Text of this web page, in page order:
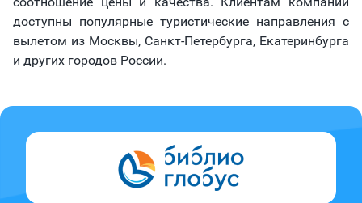
доступны популярные туристические направления с
вылетом из Москвы, Санкт-Петербурга, Екатеринбурга
и других городов России.